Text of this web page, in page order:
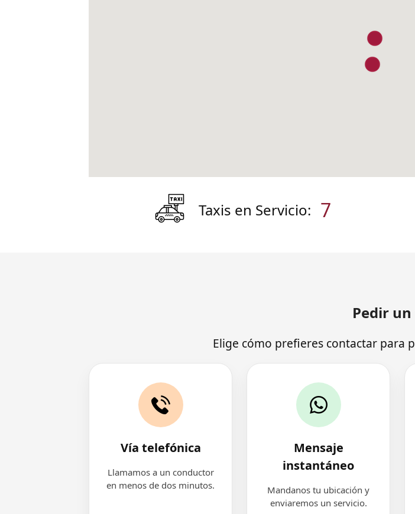
Taxis en Servicio: 7
Pedir
Elige cómo prefieres contactar para
Vía telefónica
Llamamos a un conductor
en menos de dos minutos.
Mensaje
instantáneo
Mandanos tu ubicación y
enviaremos un servicio.